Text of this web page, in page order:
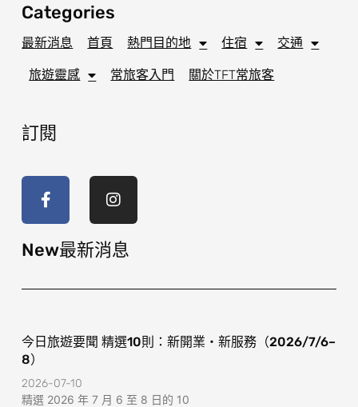
Categories
最新消息 首頁 熱門目的地 住宿 交通
旅遊靈感 常旅客入門 關於TFT常旅客
訂閱
c
o
-
s
g
r
m
New最新消息
今日旅遊要聞 精選10則：新開業・新服務（2026/7/6–
8）
2026-07-10
精選 2026 年 7 月 6 至 8 日的 10